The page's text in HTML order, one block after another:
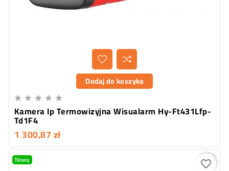
Dodaj do koszyka
    
Kamera Ip Termowizyjna Wisualarm Hy-Ft431Lfp-
Td1F4
1 300,87 zł
Nowy favorite_border